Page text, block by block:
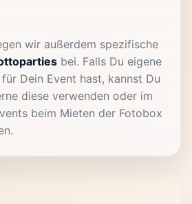
wir außerdem spezifische
bei. Falls Du eigene
Dein Event hast, kannst Du
diese verwenden oder im
beim Mieten der Fotobox